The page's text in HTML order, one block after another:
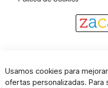
Usamos cookies para
ofertas personalizadas. Para